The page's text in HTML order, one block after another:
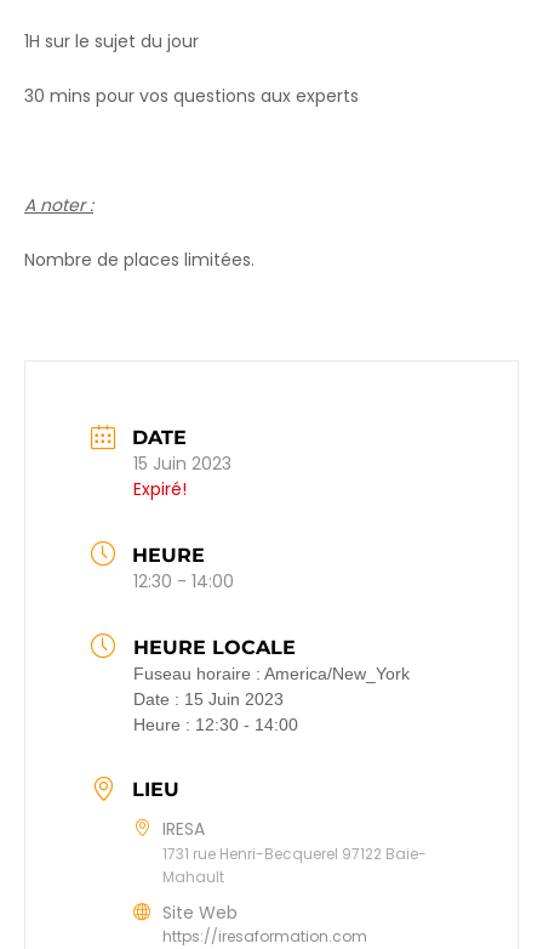
1H sur le sujet du jour
30 mins pour vos questions aux experts
A noter :
Nombre de places limitées.
DATE
15 Juin 2023
Expiré!
HEURE
12:30 - 14:00
HEURE LOCALE
Fuseau horaire : America/New_York
Date : 15 Juin 2023
Heure : 12:30 - 14:00
LIEU
IRESA
1731 rue Henri-Becquerel 97122 Baie-
Mahault
Site Web
https://iresaformation.com